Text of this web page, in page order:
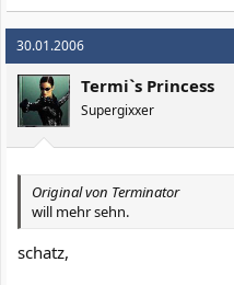
30.01.2006
Termi`s Princess
Supergixxer
Original von Terminator
will mehr sehn.
schatz,